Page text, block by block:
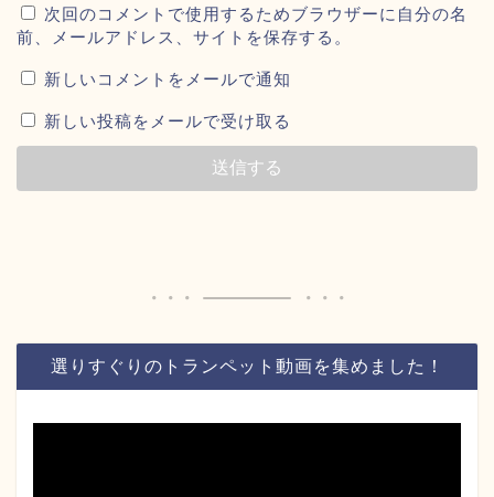
次回のコメントで使用するためブラウザーに自分の名
前、メールアドレス、サイトを保存する。
新しいコメントをメールで通知
新しい投稿をメールで受け取る
選りすぐりのトランペット動画を集めました！